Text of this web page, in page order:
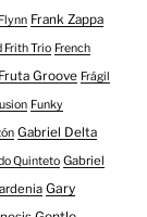
Frank Zappa
Frith Trio French
Fruta Groove Frágil
Funky
Gabriel Delta
Quinteto Gabriel
Gary